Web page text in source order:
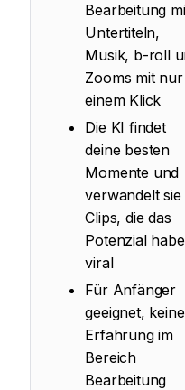
Bearbeitung
Untertiteln,
Musik, b-roll
Zooms mit nur
einem Klick
Die KI findet
deine besten
Momente und
verwandelt sie
Clips, die das
Potenzial
viral
Für Anfänger
geeignet, keine
Erfahrung im
Bereich
Bearbeitung